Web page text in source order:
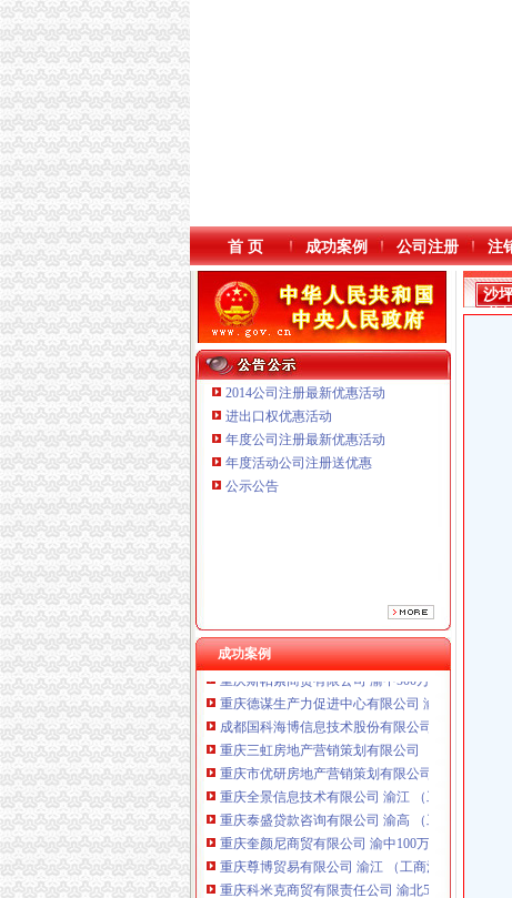
首 页 成功案例 公司注册 注
2014公司注册最新优惠活动
进出口权优惠活动
年度公司注册最新优惠活动
年度活动公司注册送优惠
公示公告
成功案例
重庆三虹房地产营销策划有限公司
重庆市优研房地产营销策划有限公司
重庆科米克商贸有限责任公司 渝北50万 （工商注
重庆瑾崇进出口贸易有限公司 渝中100万 （进出口
重庆斯帕索商贸有限公司 渝中500万 （进出口权）
重庆德谋生产力促进中心有限公司 渝大10万 （工
成都国科海博信息技术股份有限公司重庆分公司
重庆三虹房地产营销策划有限公司
重庆市优研房地产营销策划有限公司
重庆全景信息技术有限公司 渝江 （工商注册）
重庆泰盛贷款咨询有限公司 渝高 （工商注册）
重庆奎颜尼商贸有限公司 渝中100万 （工商注册）
重庆尊博贸易有限公司 渝江 （工商注册）
重庆科米克商贸有限责任公司 渝北50万 （工商注
重庆瑾崇进出口贸易有限公司 渝中100万 （进出口
沙
税